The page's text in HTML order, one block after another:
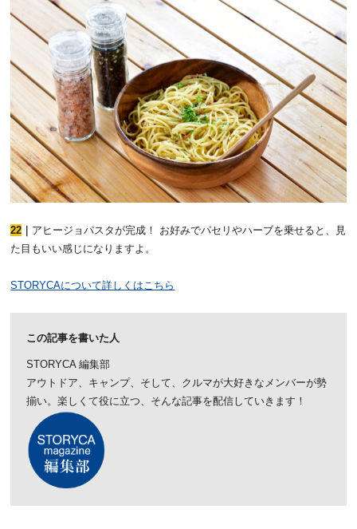
22
アヒージョパスタが完成！ お好みでパセリやハーブを乗せると、見
た目もいい感じになりますよ。
STORYCAについて詳しくはこちら
この記事を書いた人
STORYCA 編集部
アウトドア、キャンプ、そして、クルマが大好きなメンバーが勢
揃い。楽しくて役に立つ、そんな記事を配信していきます！